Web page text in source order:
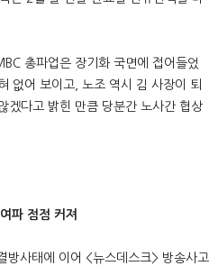
총파업은 장기화 국면에 접어들었
없어 보이고, 노조 역시 김 사장이 퇴
겠다고 밝힌 만큼 당분간 노사간 협상
파 점점 커져
방사태에 이어 <뉴스데스크> 방송사고